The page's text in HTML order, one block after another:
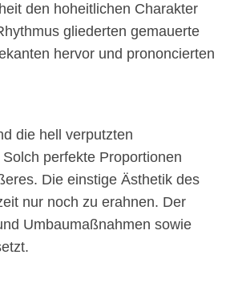
den hoheitlichen Charakter
gliederten gemauerte
hervor und prononcierten
die hell verputzten
perfekte Proportionen
Die einstige Ästhetik des
nur noch zu erahnen. Der
Umbaumaßnahmen sowie